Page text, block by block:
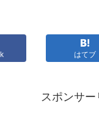
はてブ
スポンサー